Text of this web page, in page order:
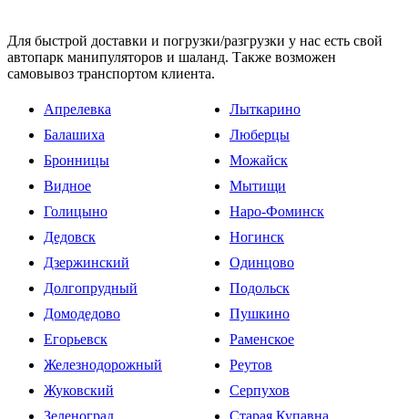
Для быстрой доставки и погрузки/разгрузки у нас есть свой
автопарк манипуляторов и шаланд. Также возможен
самовывоз транспортом клиента.
Апрелевка
Балашиха
Бронницы
Видное
Голицыно
Дедовск
Дзержинский
Долгопрудный
Домодедово
Егорьевск
Железнодорожный
Жуковский
Зеленоград
Лыткарино
Люберцы
Можайск
Мытищи
Наро-Фоминск
Ногинск
Одинцово
Подольск
Пушкино
Раменское
Реутов
Серпухов
Старая Купавна